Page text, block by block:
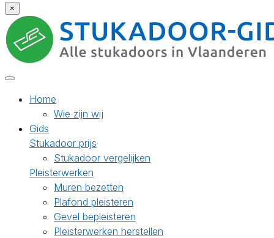
×
Home
Wie zijn wij
Gids
Stukadoor prijs
Stukadoor vergelijken
Pleisterwerken
Muren bezetten
Plafond pleisteren
Gevel bepleisteren
Pleisterwerken herstellen